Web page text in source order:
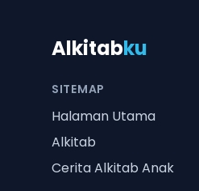
Alkitabku
SITEMAP
Halaman Utama
Alkitab
Cerita Alkitab Anak